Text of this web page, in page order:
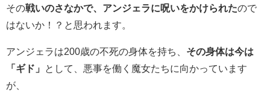
その戦いのさなかで、アンジェラに呪いをかけられたので
はないか！？と思われます。
アンジェラは200歳の不死の身体を持ち、 その身体は今は
「ギド」
として、悪事を働く魔女たちに向かっています
が、